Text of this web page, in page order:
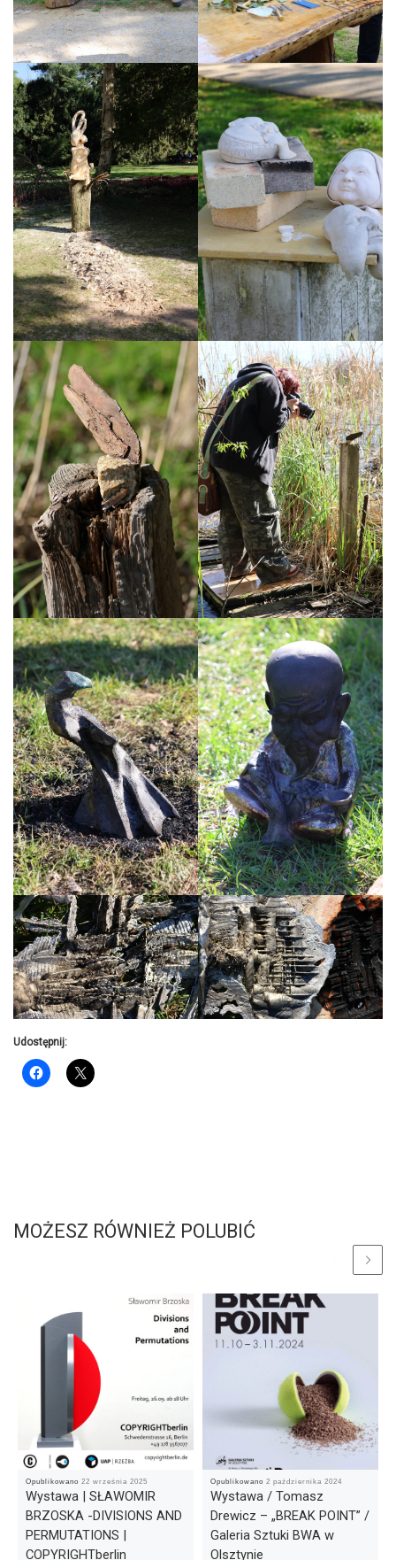
Udostępnij:
MOŻESZ RÓWNIEŻ POLUBIĆ
Opublikowano 22 września 2025
Wystawa | SŁAWOMIR
BRZOSKA -DIVISIONS AND
PERMUTATIONS |
COPYRIGHTberlin
Opublikowano 2 października 2024
Wystawa / Tomasz
Drewicz – „BREAK POINT” /
Galeria Sztuki BWA w
Olsztynie